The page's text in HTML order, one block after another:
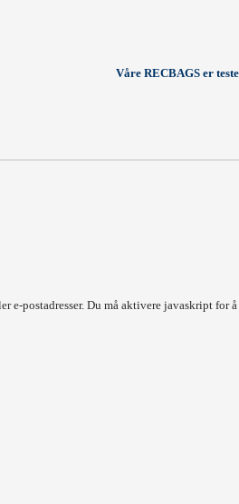
Våre RECBAGS er
e-postadresser. Du må aktivere javaskript for